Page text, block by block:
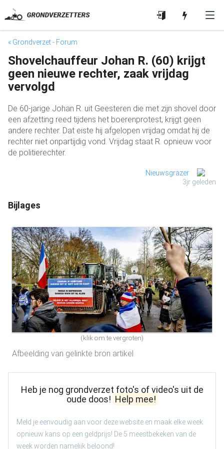
« Grondverzet - Forum
Shovelchauffeur Johan R. (60) krijgt
geen nieuwe rechter, zaak vrijdag
vervolgd
De 60-jarige Johan R. uit Geesteren die met zijn shovel door
een afzetting reed tijdens het boerenprotest, krijgt geen
andere rechter. Dat eiste hij afgelopen vrijdag omdat hij de
rechter niet onpartijdig vond. Vrijdag staat R. opnieuw voor
de politierechter.
Nieuwsgrazer
3jr geleden
Bijlages
(klik om te vergroten)
Afbeelding van gelinkte bron artikel
Heb je nog grondverzet foto's of video's uit de
oude doos! Help mee!
Meld je eenvoudig aan voor deze website en maak elke week
opnieuw kans op een geldprijs! De 5 meestbekeken van de
week worden namelijk beloond!